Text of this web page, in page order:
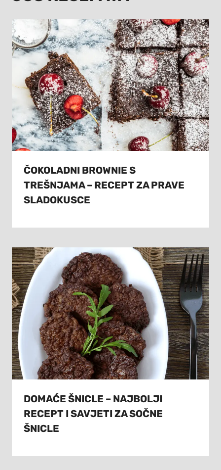
ČOKOLADNI BROWNIE S
TREŠNJAMA – RECEPT ZA PRAVE
SLADOKUSCE
DOMAĆE ŠNICLE – NAJBOLJI
RECEPT I SAVJETI ZA SOČNE
ŠNICLE